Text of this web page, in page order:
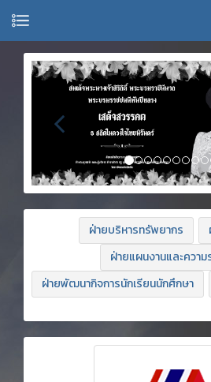
ฝ่ายบริหารทรัพยากร
ฝ่ายแผนงานและความ
ฝ่ายพัฒนากิจการนักเรียนนักศึกษา